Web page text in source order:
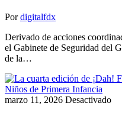
Por digitalfdx
Derivado de acciones
el Gabinete de Seguridad del
de la…
marzo 11, 2026 Desactivado